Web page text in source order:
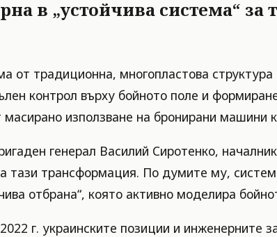
в „устойчива система“ за
от традиционна, многопластова
контрол върху бойното поле и
използване на бронирани машини
генерал Василий Сиротенко,
трансформация. По думите му,
отбрана“, която активно моделира
г. украинските позиции и